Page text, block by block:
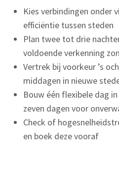
Kies verbindingen onder
efficiëntie tussen steden
Plan twee tot drie
voldoende verkenning
Vertrek bij voorkeur ’s
middagen in nieuwe
Bouw één flexibele dag
zeven dagen voor
Check of
en boek deze vooraf